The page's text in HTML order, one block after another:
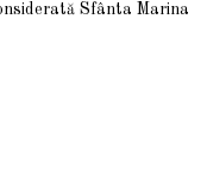
Sfânta Marina